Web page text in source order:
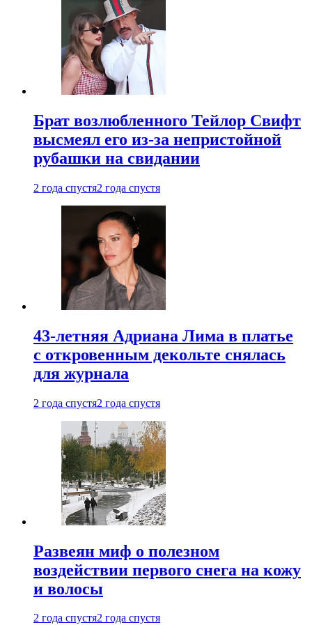
Брат возлюбленного Тейлор Свифт
высмеял его из-за непристойной
рубашки на свидании
2 года спустя2 года спустя
43-летняя Адриана Лима в платье
с откровенным декольте снялась
для журнала
2 года спустя2 года спустя
Развеян миф о полезном
воздействии первого снега на кожу
и волосы
2 года спустя2 года спустя